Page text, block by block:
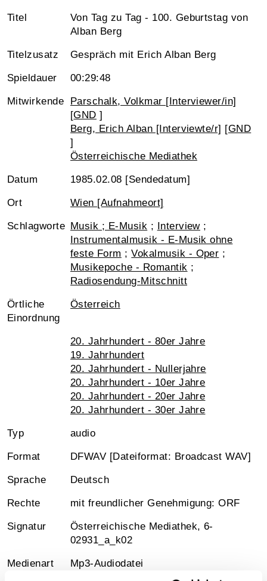
Titel
Von Tag zu Tag - 100. Geburtstag von
Alban Berg
Titelzusatz Gespräch mit Erich Alban Berg
Spieldauer 00:29:48
Mitwirkende
Parschalk, Volkmar [Interviewer/in]
[GND ]
Berg, Erich Alban [Interviewte/r] [GND
]
Österreichische Mediathek
Datum 1985.02.08 [Sendedatum]
Ort Wien [Aufnahmeort]
Schlagworte Musik ; E-Musik ; Interview;
Instrumentalmusik - E-Musik ohne
feste Form ;Vokalmusik - Oper ;
Musikepoche - Romantik ;
Radiosendung-Mitschnitt
Örtliche
Einordnung
Österreich
20. Jahrhundert - 80er Jahre
19. Jahrhundert
20. Jahrhundert - Nullerjahre
20. Jahrhundert - 10er Jahre
20. Jahrhundert - 20er Jahre
20. Jahrhundert - 30er Jahre
Typ audio
Format DFWAV [Dateiformat: Broadcast WAV]
Sprache Deutsch
Rechte mit freundlicher Genehmigung: ORF
Signatur
Österreichische Mediathek, 6-
02931_a_k02
Medienart Mp3-Audiodatei